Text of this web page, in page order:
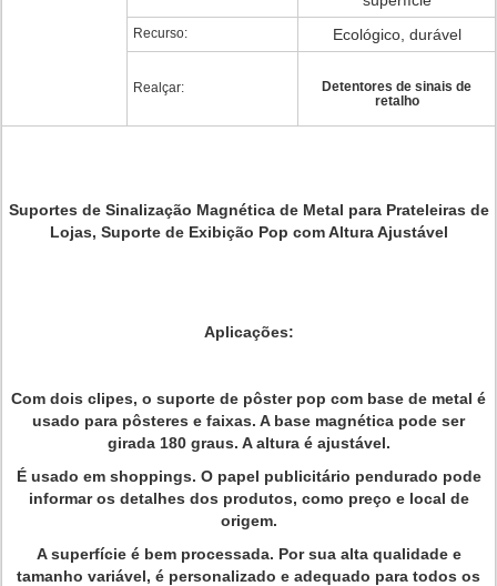
Recurso: Ecológico, durável
Realçar:
Detentores de sinais de
retalho
Suportes de Sinalização Magnética de Metal para Prateleiras de
Lojas, Suporte de Exibição Pop com Altura Ajustável
Aplicações:
Com dois clipes, o suporte de pôster pop com base de metal é
usado para pôsteres e faixas. A base magnética pode ser
girada 180 graus. A altura é ajustável.
É usado em shoppings. O papel publicitário pendurado pode
informar os detalhes dos produtos, como preço e local de
origem.
A superfície é bem processada. Por sua alta qualidade e
tamanho variável, é personalizado e adequado para todos os